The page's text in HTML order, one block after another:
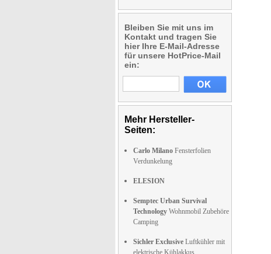
Bleiben Sie mit uns im
Kontakt und tragen Sie
hier Ihre E-Mail-Adresse
für unsere HotPrice-Mail
ein:
Mehr Hersteller-
Seiten:
Carlo Milano Fensterfolien
Verdunkelung
ELESION
Semptec Urban Survival
Technology Wohnmobil Zubehöre
Camping
Sichler Exclusive Luftkühler mit
elektrische Kühlakkus